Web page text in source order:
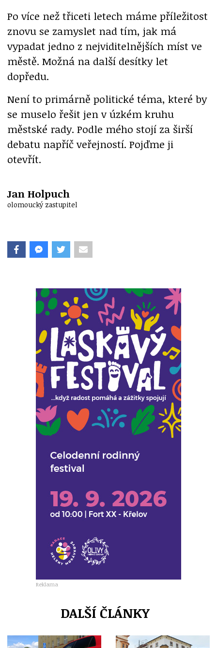
Po více než třiceti letech máme příležitost
znovu se zamyslet nad tím, jak má
vypadat jedno z nejviditelnějších míst ve
městě. Možná na další desítky let
dopředu.
Není to primárně politické téma, které by
se muselo řešit jen v úzkém kruhu
městské rady. Podle mého stojí za širší
debatu napříč veřejností. Pojďme ji
otevřít.
Jan Holpuch
olomoucký zastupitel
Reklama
DALŠÍ ČLÁNKY